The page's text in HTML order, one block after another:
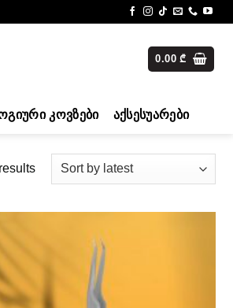
0.00₾
ᲙᲝᲕᲖᲔᲑᲘ ᲐᲥᲡᲔᲡᲣᲐᲠᲔᲑᲘ
Sorted